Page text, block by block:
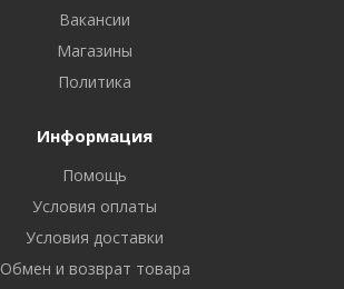
Вакансии
Магазины
Политика
Информация
Помощь
Условия оплаты
Условия доставки
Обмен и возврат товара